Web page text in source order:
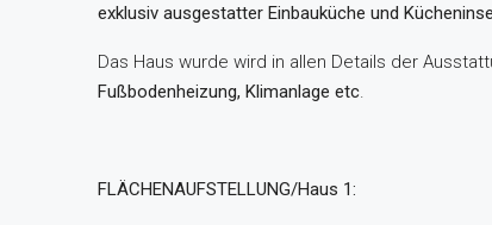
exklusiv ausgestatter Einbauküche und
Das Haus wurde wird in allen Details der
Fußbodenheizung, Klimanlage etc
FLÄCHENAUFSTELLUNG/Haus 1: